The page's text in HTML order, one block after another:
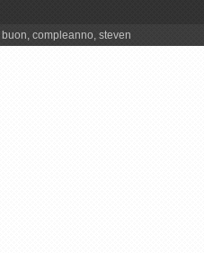
buon compleanno steven